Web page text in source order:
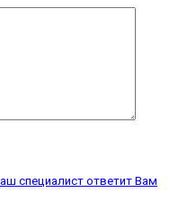
специалист ответит Вам